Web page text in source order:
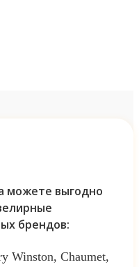
можете выгодно
брендов:
Winston, Chaumet,